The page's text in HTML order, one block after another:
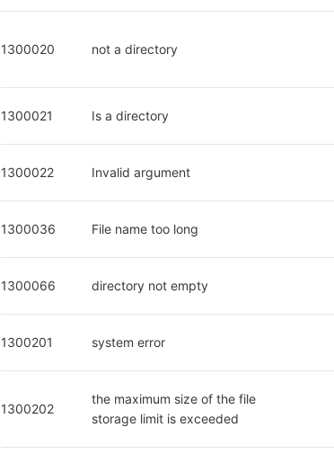
1300020 not a directory
1300021 Is a directory
1300022 Invalid argument
1300036 File name too long
1300066 directory not empty
1300201 system error
1300202
the maximum size of the file
storage limit is exceeded